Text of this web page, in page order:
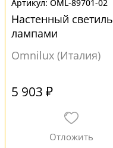
OML-89701-02
Настенный
лампами
Omnilux (Италия)
5 903 ₽